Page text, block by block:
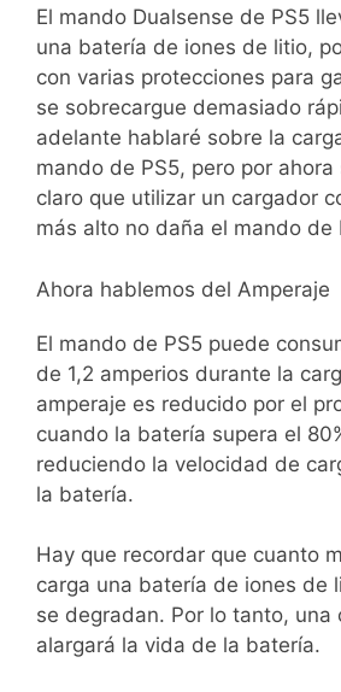
El mando Dualsense de PS5
una batería de iones de litio,
con varias protecciones para
se sobrecargue demasiado
adelante hablaré sobre la
mando de PS5, pero por
claro que utilizar un cargador
más alto no daña el mando de
Ahora hablemos del Amperaje
El mando de PS5 puede
de 1,2 amperios durante la
amperaje es reducido por el
cuando la batería supera el
reduciendo la velocidad de
la batería.
Hay que recordar que cuanto
carga una batería de iones de
se degradan. Por lo tanto, una
alargará la vida de la batería.